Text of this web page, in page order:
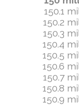
150.1
150.2
150.3
150.4
150.5
150.6
150.7
150.8
150.9